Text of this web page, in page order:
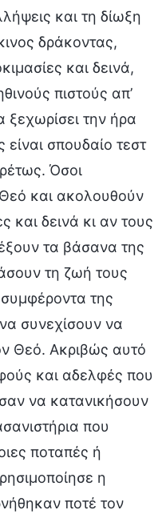
και τη δίωξη
δράκοντας,
και δεινά,
πιστούς απ’
ξεχωρίσει την ήρα
είναι σπουδαίο τεστ
Όσοι
Θεό και ακολουθούν
και δεινά κι αν τους
τα βάσανα της
τη ζωή τους
της
συνεχίσουν να
Θεό. Ακριβώς αυτό
και αδελφές που
να κατανικήσουν
που
ποταπές ή
η
ποτέ τον